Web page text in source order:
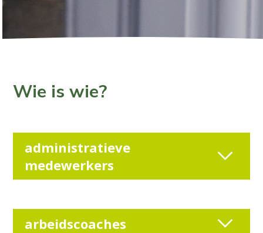
Wie is wie?
administratieve
medewerkers
arbeidscoaches